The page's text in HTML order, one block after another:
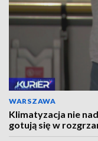
WARSZAWA
Klimatyzacja nie
gotują się w